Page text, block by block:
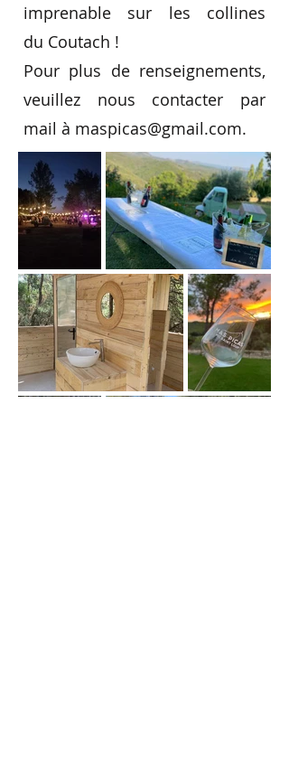
imprenable sur les collines
du Coutach !
Pour plus de renseignements,
veuillez nous contacter par
mail à maspicas@gmail.com.